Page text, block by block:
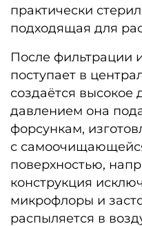
практически
подходящая для
После фильтрации
поступает в
создаётся высокое
давлением она
форсункам,
с
поверхностью,
конструкция
микрофлоры и
распыляется в